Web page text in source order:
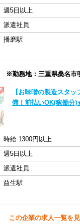
週5日以上
派遣社員
播磨駅
※勤務地：三重県桑名市
【お味噌の製造スタ
備！前払いOK(稼働分
時給 1300円以上
週5日以上
派遣社員
益生駅
この企業の求人一覧を